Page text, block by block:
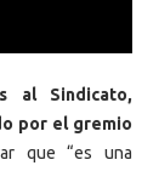
al Sindicato,
por el gremio
que “es una